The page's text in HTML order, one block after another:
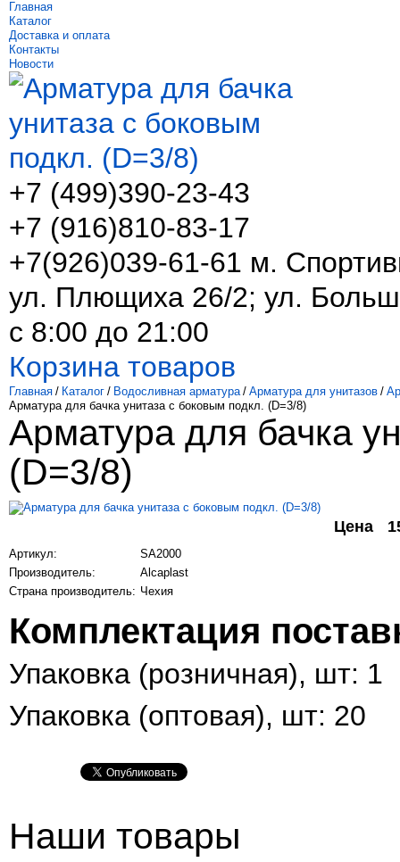
Главная
Каталог
Доставка и оплата
Контакты
Новости
+7 (499)390-23-43
+7 (916)810-83-17
+7(926)039-61-61 м.
ул. Плющиха 26/2; ул.
с 8:00 до 21:00
Корзина товаров
Главная / Каталог / Водосливная арматура / Арматура для унитазов /
Арматура для бачка унитаза с боковым подкл. (D=3/8)
Арматура для бачка
(D=3/8)
Цена
Артикул:
SA2000
Производитель:
Alcaplast
Страна производитель: Чехия
Комплектация
Упаковка (розничная), шт: 1
Упаковка (оптовая), шт: 20
Наши товары